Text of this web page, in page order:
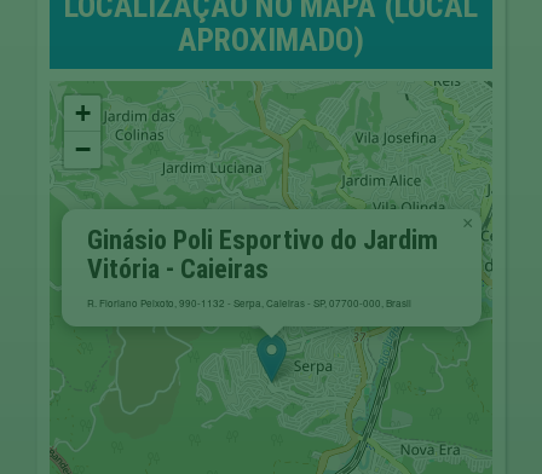
APROXIMADO)
Ginásio Poli Esportivo do Jardim
Vitória - Caieiras
R. Floriano Peixoto, 990-1132 - Serpa, Caieiras - SP, 07700-000, Brasil
×
+
−